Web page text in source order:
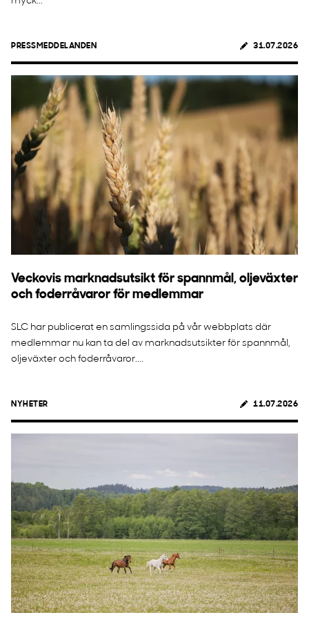
PRESSMEDDELANDEN 31.07.2026
Veckovis marknadsutsikt för spannmål, oljeväxter
och foderråvaror för medlemmar
SLC har publicerat en samlingssida på vår webbplats där
medlemmar nu kan ta del av marknadsutsikter för spannmål,
oljeväxter och foderråvaror....
NYHETER 11.07.2026